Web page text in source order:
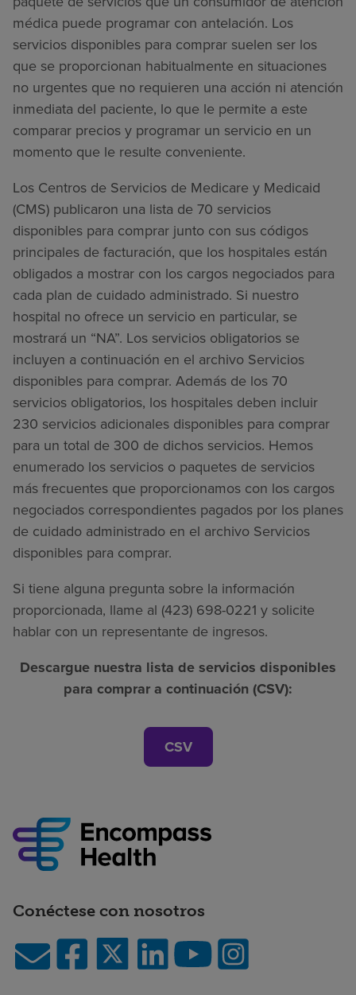
médica puede programar con antelación. Los
servicios disponibles para comprar suelen ser los
que se proporcionan habitualmente en situaciones
no urgentes que no requieren una acción ni atención
inmediata del paciente, lo que le permite a este
comparar precios y programar un servicio en un
momento que le resulte conveniente.
Los Centros de Servicios de Medicare y Medicaid
(CMS) publicaron una lista de 70 servicios
disponibles para comprar junto con sus códigos
principales de facturación, que los hospitales están
obligados a mostrar con los cargos negociados para
cada plan de cuidado administrado. Si nuestro
hospital no ofrece un servicio en particular, se
mostrará un “NA”. Los servicios obligatorios se
incluyen a continuación en el archivo Servicios
disponibles para comprar. Además de los 70
servicios obligatorios, los hospitales deben incluir
230 servicios adicionales disponibles para comprar
para un total de 300 de dichos servicios. Hemos
enumerado los servicios o paquetes de servicios
más frecuentes que proporcionamos con los cargos
negociados correspondientes pagados por los planes
de cuidado administrado en el archivo Servicios
disponibles para comprar.
Si tiene alguna pregunta sobre la información
proporcionada, llame al (423) 698-0221 y solicite
hablar con un representante de ingresos.
Descargue nuestra lista de servicios disponibles
para comprar a continuación (CSV):
CSV
Conéctese con nosotros